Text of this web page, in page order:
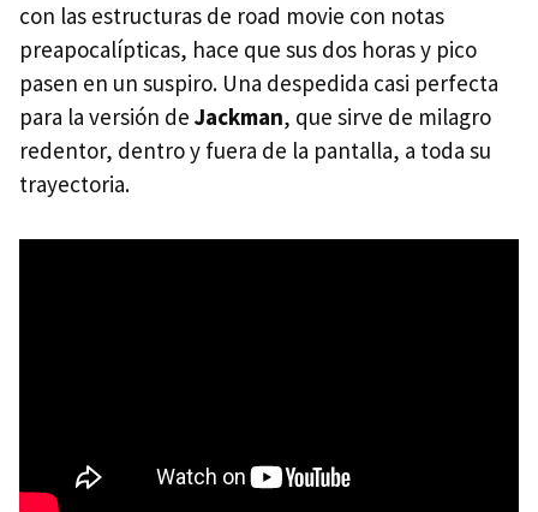
con las estructuras de road movie con notas
preapocalípticas, hace que sus dos horas y pico
pasen en un suspiro. Una despedida casi perfecta
para la versión de Jackman, que sirve de milagro
redentor, dentro y fuera de la pantalla, a toda su
trayectoria.